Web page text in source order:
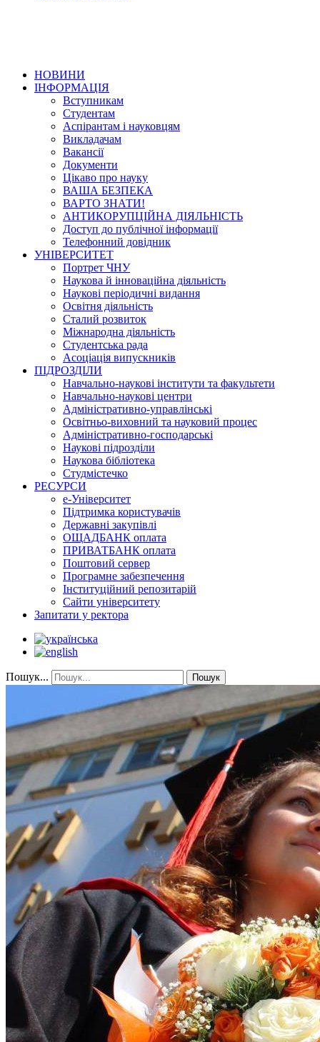
НОВИНИ
ІНФОРМАЦІЯ
Вступникам
Студентам
Аспірантам і науковцям
Викладачам
Вакансії
Документи
Цікаво про науку
ВАША БЕЗПЕКА
ВАРТО ЗНАТИ!
АНТИКОРУПЦІЙНА ДІЯЛЬНІСТЬ
Доступ до публічної інформації
Телефонний довідник
УНІВЕРСИТЕТ
Портрет ЧНУ
Наукова й інноваційна діяльність
Наукові періодичні видання
Освітня діяльність
Сталий розвиток
Міжнародна діяльність
Студентська рада
Асоціація випускників
ПІДРОЗДІЛИ
Навчально-наукові інститути та факультети
Навчально-наукові центри
Адміністративно-управлінські
Освітньо-виховний та науковий процес
Адміністративно-господарські
Наукові підрозділи
Наукова бібліотека
Студмістечко
РЕСУРСИ
е-Університет
Підтримка користувачів
Державні закупівлі
ОЩАДБАНК оплата
ПРИВАТБАНК оплата
Поштовий сервер
Програмне забезпечення
Інституційний репозитарій
Сайти університету
Запитати у ректора
Пошук... Пошук